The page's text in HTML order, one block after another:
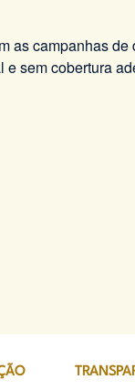
campanhas
sem cobertura